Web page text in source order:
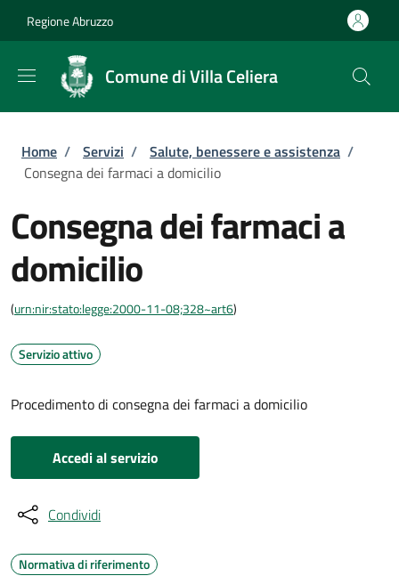
Regione Abruzzo
Comune di Villa Celiera
Briciole di pane
Home / Servizi / Salute, benessere e assistenza /
Consegna dei farmaci a domicilio
Consegna dei farmaci a
domicilio
(urn:nir:stato:legge:2000-11-08;328~art6)
Servizio attivo
Procedimento di consegna dei farmaci a domicilio
Accedi al servizio
Condividi
Normativa di riferimento